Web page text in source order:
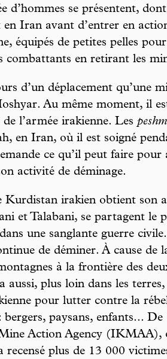
d’hommes se présentent,
en Iran avant d’entrer en
équipés de petites pelles
combattants en retirant les
d’un déplacement qu’une
Au même moment, il
l’armée irakienne. Les
en Iran, où il est soigné
ce qu’il peut faire
activité de déminage.
Kurdistan irakien obtient son
et Talabani, se partagent le
une sanglante guerre
de déminer. À cause
à la frontière des
aussi, plus loin dans les
pour lutter contre la
paysans, enfants...
Action Agency (IKMAA),
recensé plus de 13 000